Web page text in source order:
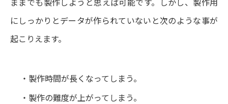
ままでも製作しようと思えば可能です。しかし、製作用
にしっかりとデータが作られていないと次のような事が
起こりえます。
製作時間が長くなってしまう。
製作の難度が上がってしまう。